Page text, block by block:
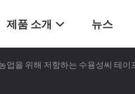
제품 소개 뉴스
업을 위해 저항하는 수용성씨 테이